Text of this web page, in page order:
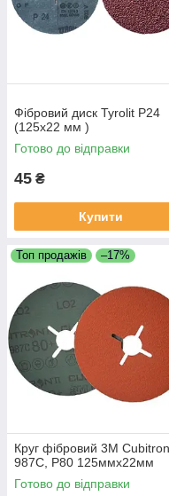
Фібровий диск Tyrolit Р24
(125x22 мм )
Готово до відправки
45 ₴
Купити
Топ продажів –17%
Круг фібровий 3М Cubitron
987C, P80 125ммх22мм
Готово до відправки